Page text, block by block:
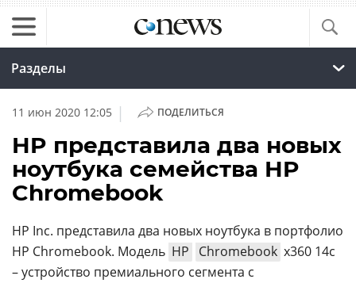
Разделы
11 июн 2020 12:05 | ПОДЕЛИТЬСЯ
HP представила два новых
ноутбука семейства HP
Chromebook
HP Inc. представила два новых ноутбука в портфолио
HP Chromebook. Модель HP Chromebook x360 14c
– устройство премиального сегмента с